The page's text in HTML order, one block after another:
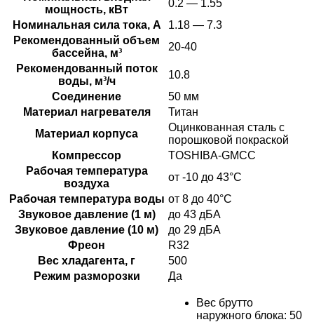
мощность, кВт
0.2 — 1.55
Номинальная сила тока, А
1.18 — 7.3
Рекомендованный объем
бассейна, м³
20-40
Рекомендованный поток
воды, м³/ч
10.8
Соединение
50 мм
Материал нагревателя
Титан
Материал корпуса
Оцинкованная сталь с
порошковой покраской
Компрессор
TOSHIBA-GMCC
Рабочая температура
воздуха
от -10 до 43°C
Рабочая температура воды от 8 до 40°C
Звуковое давление (1 м)
до 43 дБА
Звуковое давление (10 м)
до 29 дБА
Фреон
R32
Вес хладагента, г
500
Режим разморозки
Да
Вес брутто
наружного блока: 50